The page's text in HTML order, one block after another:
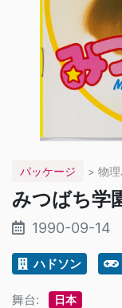
パッケージ > 物
みつばち学
1990-09-14
ハドソン
舞台: 日本